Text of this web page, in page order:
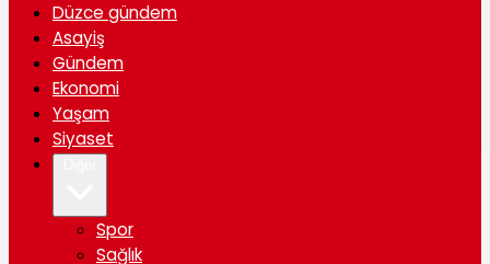
Düzce gündem
Asayiş
Gündem
Ekonomi
Yaşam
Siyaset
Spor
Sağlık